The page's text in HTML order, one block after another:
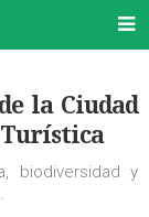
la Ciudad
Turística
biodiversidad y